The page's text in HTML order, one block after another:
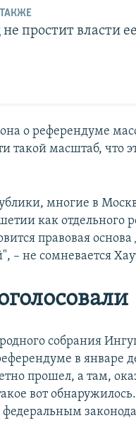
простит власти
о референдуме
такой масштаб, что
многие в
как отдельного
правовая
– не сомневается
собрания
в январе
прошел, а там,
вот
федеральным